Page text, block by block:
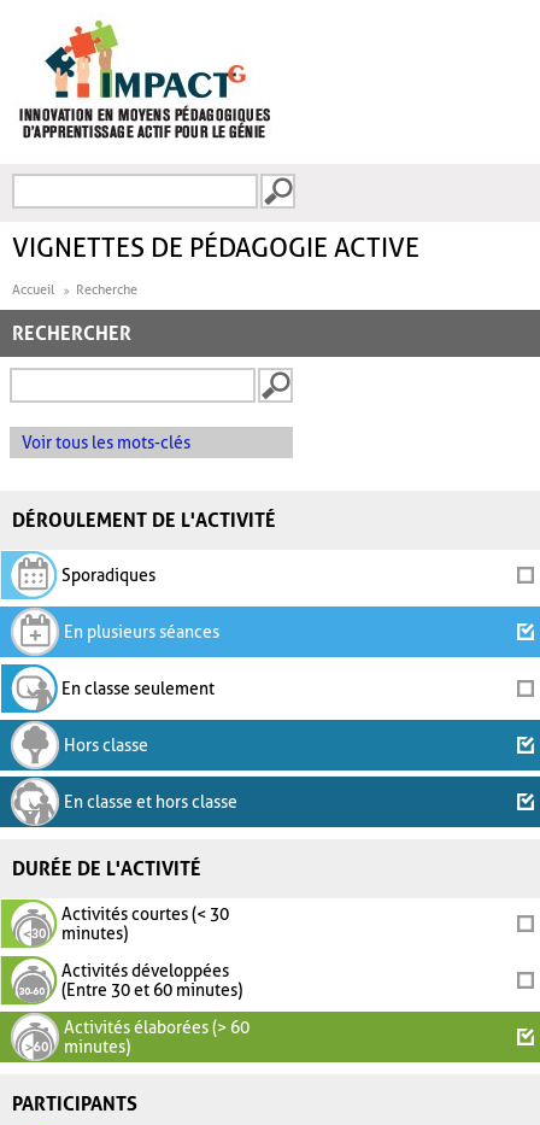
FORMULAIRE DE
VIGNETTES DE PÉDAGOGIE ACTIVE
Accueil Recherche
RECHERCHER
Voir tous les mots-clés
DÉROULEMENT DE L'ACTIVITÉ
Sporadiques
En plusieurs séances
En classe seulement
Hors classe
En classe et hors classe
DURÉE DE L'ACTIVITÉ
Activités courtes (< 30
minutes)
Activités développées
(Entre 30 et 60 minutes)
Activités élaborées (> 60
minutes)
PARTICIPANTS